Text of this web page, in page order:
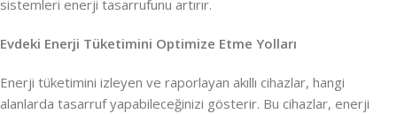
sistemleri enerji tasarrufunu artırır.
Evdeki Enerji Tüketimini Optimize Etme Yolları
Enerji tüketimini izleyen ve raporlayan akıllı cihazlar, hangi
alanlarda tasarruf yapabileceğinizi gösterir. Bu cihazlar, enerji